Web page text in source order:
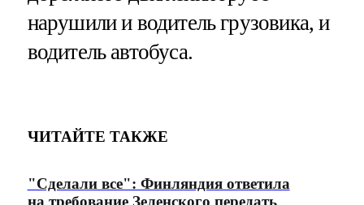
нарушили и водитель грузовика, и
водитель автобуса.
ЧИТАЙТЕ ТАКЖЕ
"Сделали все": Финляндия ответила
на требование Зеленского передать